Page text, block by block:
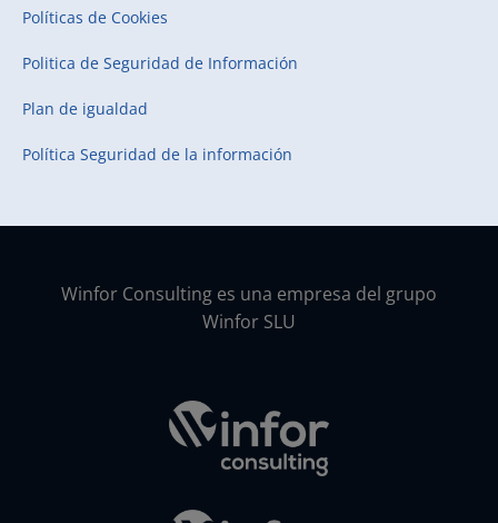
Políticas de Cookies
Politica de Seguridad de Información
Plan de igualdad
Política Seguridad de la información
Winfor Consulting es una empresa del grupo
Winfor SLU